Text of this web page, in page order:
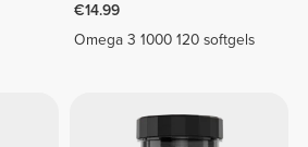
€14.99
Omega 3 1000 120 softgels